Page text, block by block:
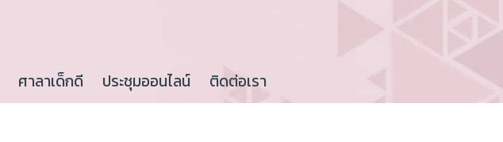
ศาลาเด็กดี ประชุมออนไลน์ ติดต่อเรา